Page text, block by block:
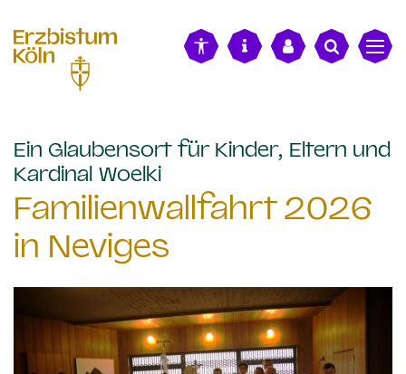
Ein Glaubensort für Kinder, Eltern und
Kardinal Woelki:
Familienwallfahrt 2026
in Neviges